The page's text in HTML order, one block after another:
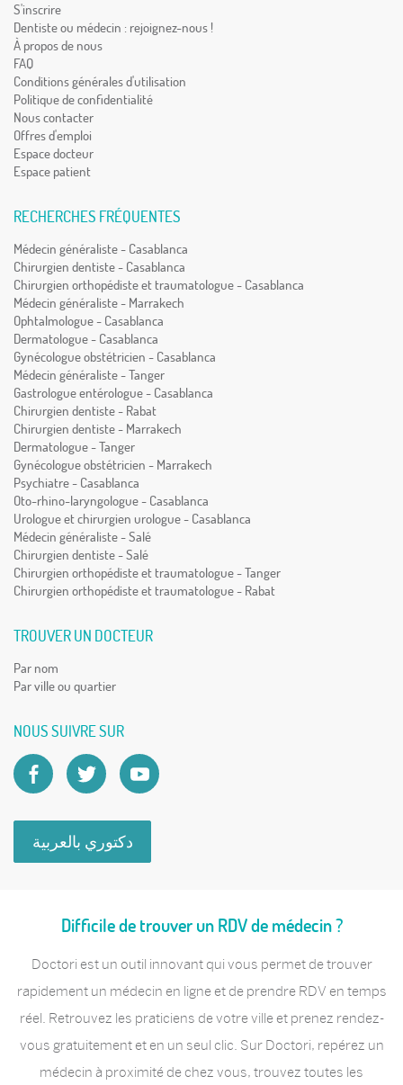
S'inscrire
Dentiste ou médecin : rejoignez-nous !
À propos de nous
FAQ
Conditions générales d'utilisation
Politique de confidentialité
Nous contacter
Offres d'emploi
Espace docteur
Espace patient
RECHERCHES FRÉQUENTES
Médecin généraliste - Casablanca
Chirurgien dentiste - Casablanca
Chirurgien orthopédiste et traumatologue - Casablanca
Médecin généraliste - Marrakech
Ophtalmologue - Casablanca
Dermatologue - Casablanca
Gynécologue obstétricien - Casablanca
Médecin généraliste - Tanger
Gastrologue entérologue - Casablanca
Chirurgien dentiste - Rabat
Chirurgien dentiste - Marrakech
Dermatologue - Tanger
Gynécologue obstétricien - Marrakech
Psychiatre - Casablanca
Oto-rhino-laryngologue - Casablanca
Urologue et chirurgien urologue - Casablanca
Médecin généraliste - Salé
Chirurgien dentiste - Salé
Chirurgien orthopédiste et traumatologue - Tanger
Chirurgien orthopédiste et traumatologue - Rabat
TROUVER UN DOCTEUR
Par nom
Par ville ou quartier
NOUS SUIVRE SUR
دكتوري بالعربية
Difficile de trouver un RDV de médecin ?
Doctori est un outil innovant qui vous permet de trouver
rapidement un médecin en ligne et de prendre RDV en temps
réel. Retrouvez les praticiens de votre ville et prenez rendez-
vous gratuitement et en un seul clic. Sur Doctori, repérez un
médecin à proximité de chez vous, trouvez toutes les